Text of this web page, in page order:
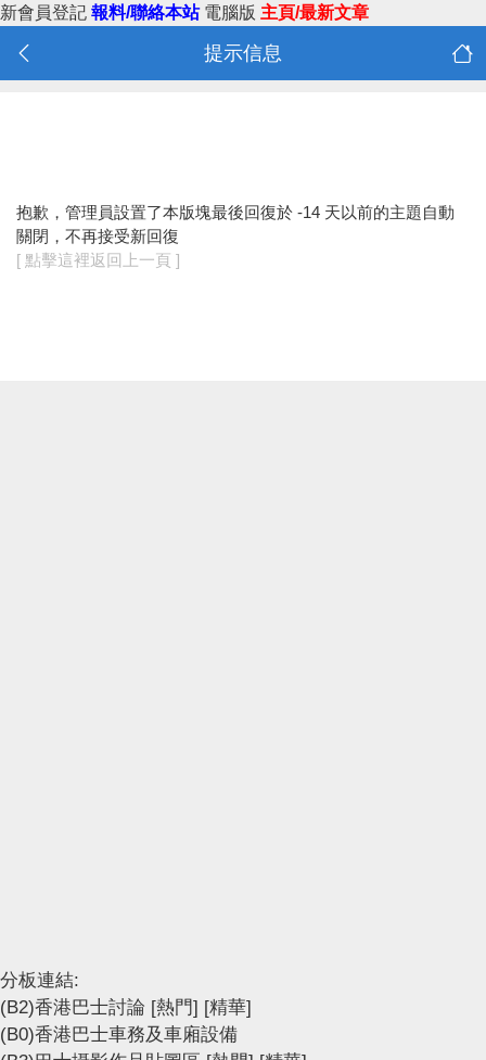
新會員登記 報料/聯絡本站 電腦版 主頁/最新文章
提示信息
抱歉，管理員設置了本版塊最後回復於 -14 天以前的主題自動
關閉，不再接受新回復
[ 點擊這裡返回上一頁 ]
分板連結:
(B2)香港巴士討論 [熱門] [精華]
(B0)香港巴士車務及車廂設備